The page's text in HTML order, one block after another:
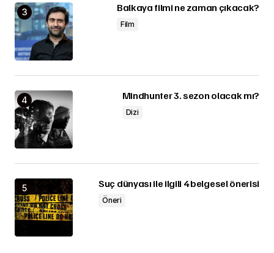
Balkaya filmi ne zaman çıkacak?
Film
Mindhunter 3. sezon olacak mı?
Dizi
Suç dünyası ile ilgili 4 belgesel önerisi
Öneri